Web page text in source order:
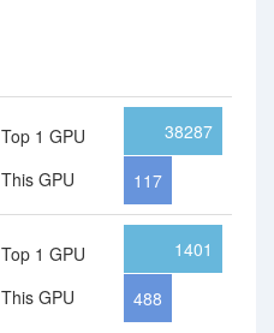
Top 1 GPU
This GPU
38287
117
Top 1 GPU
This GPU
1401
488